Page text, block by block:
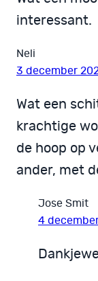
interessant.
Neli
3 december
Wat een
krachtige
de hoop op
ander, met
Jose Smit
4